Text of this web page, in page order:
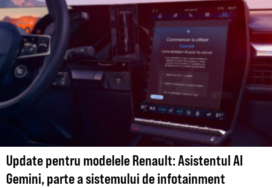
Update pentru modelele Renault: Asistentul AI
Gemini, parte a sistemului de infotainment